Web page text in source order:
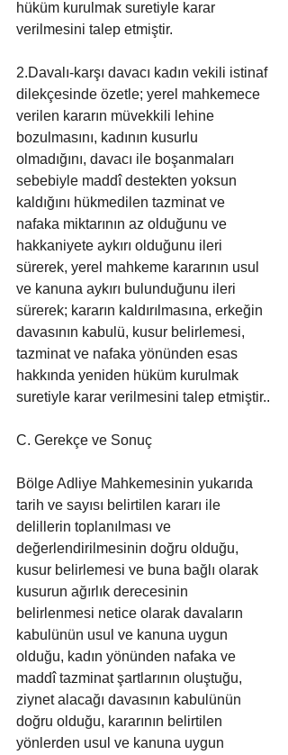
hüküm kurulmak suretiyle karar
verilmesini talep etmiştir.
2.Davalı-karşı davacı kadın vekili istinaf
dilekçesinde özetle; yerel mahkemece
verilen kararın müvekkili lehine
bozulmasını, kadının kusurlu
olmadığını, davacı ile boşanmaları
sebebiyle maddî destekten yoksun
kaldığını hükmedilen tazminat ve
nafaka miktarının az olduğunu ve
hakkaniyete aykırı olduğunu ileri
sürerek, yerel mahkeme kararının usul
ve kanuna aykırı bulunduğunu ileri
sürerek; kararın kaldırılmasına, erkeğin
davasının kabulü, kusur belirlemesi,
tazminat ve nafaka yönünden esas
hakkında yeniden hüküm kurulmak
suretiyle karar verilmesini talep etmiştir..
C. Gerekçe ve Sonuç
Bölge Adliye Mahkemesinin yukarıda
tarih ve sayısı belirtilen kararı ile
delillerin toplanılması ve
değerlendirilmesinin doğru olduğu,
kusur belirlemesi ve buna bağlı olarak
kusurun ağırlık derecesinin
belirlenmesi netice olarak davaların
kabulünün usul ve kanuna uygun
olduğu, kadın yönünden nafaka ve
maddî tazminat şartlarının oluştuğu,
ziynet alacağı davasının kabulünün
doğru olduğu, kararının belirtilen
yönlerden usul ve kanuna uygun